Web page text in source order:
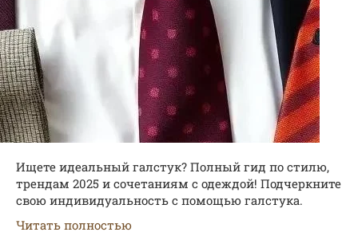
Ищете идеальный галстук? Полный гид по стилю,
трендам 2025 и сочетаниям с одеждой! Подчеркните
свою индивидуальность с помощью галстука.
Читать полностью